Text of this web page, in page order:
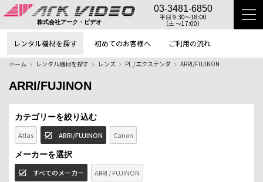
株式会社アーク・ビデオ
03-3481-6850
平日 9:30〜18:00
（土 〜17:00）
レンタル機材を探す 初めてのお客様へ ご利用の流れ
ホーム レンタル機材を探す レンズ PL /エクステンダ ARRI/FUJINON
ARRI/FUJINON
カテゴリーを絞り込む
Atlas
ARRI/FUJINON Canon
メーカーを選択
すべてのメーカー
ARRI / FUJINON